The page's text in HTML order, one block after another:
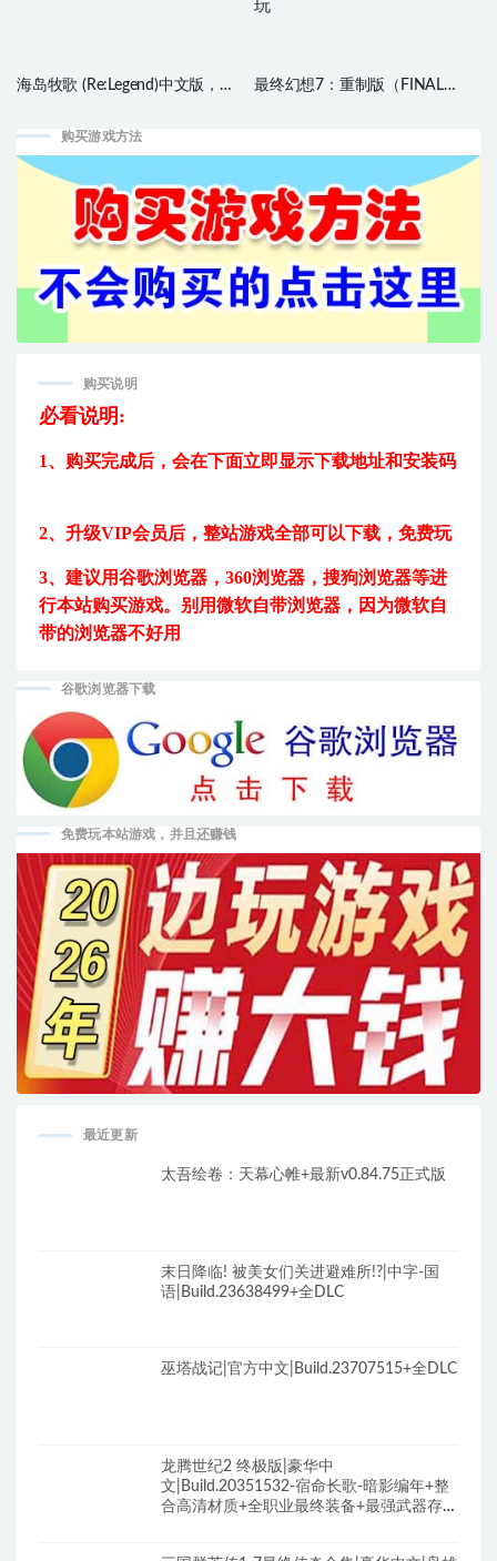
海岛牧歌 (Re:Legend)中文版，直
最终幻想7：重制版（FINAL
购买游戏方法
购买说明
必看说明:
1、购买完成后， 会在下面立即显示下载地址和安装码
2、升级VIP会员后， 整站游戏全部可以下载，免费玩
3、建议用谷歌浏览器，360浏览器，搜狗浏览器等进
行本站购买游戏。 别用微软自带浏览器，因为微软自
带的浏览器不好用
谷歌浏览器下载
免费玩本站游戏，并且还赚钱
最近更新
太吾绘卷：天幕心帷+最新v0.84.75正式版
末日降临! 被美女们关进避难所!?|中字-国
语|Build.23638499+全DLC
巫塔战记|官方中文|Build.23707515+全DLC
龙腾世纪2 终极版|豪华中
文|Build.20351532-宿命长歌-暗影编年+整
合高清材质+全职业最终装备+最强武器存档